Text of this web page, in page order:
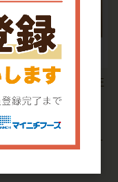
厚なタレと相性
広がります。
入れて肝焼き
、お店のメニュ
。